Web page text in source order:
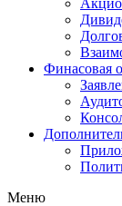
Финасовая
Меню